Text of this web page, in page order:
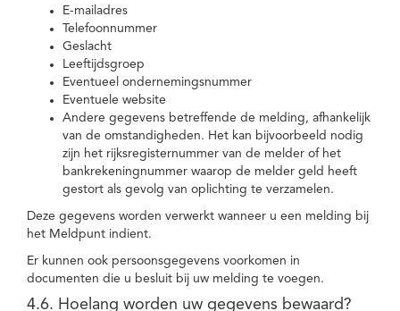
E-mailadres
Telefoonnummer
Geslacht
Leeftijdsgroep
Eventueel ondernemingsnummer
Eventuele website
Andere gegevens betreffende de melding, afhankelijk
van de omstandigheden. Het kan bijvoorbeeld nodig
zijn het rijksregisternummer van de melder of het
bankrekeningnummer waarop de melder geld heeft
gestort als gevolg van oplichting te verzamelen.
Deze gegevens worden verwerkt wanneer u een melding bij
het Meldpunt indient.
Er kunnen ook persoonsgegevens voorkomen in
documenten die u besluit bij uw melding te voegen.
4.6. Hoelang worden uw gegevens bewaard?